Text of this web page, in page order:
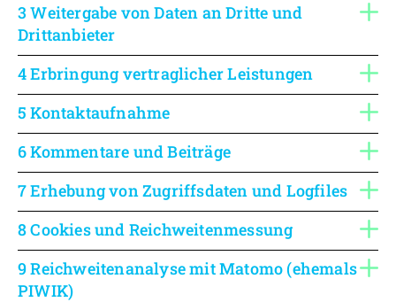
3 Weitergabe von Daten an Dritte und
Drittanbieter
4 Erbringung vertraglicher Leistungen
5 Kontaktaufnahme
6 Kommentare und Beiträge
7 Erhebung von Zugriffsdaten und Logfiles
8 Cookies und Reichweitenmessung
9 Reichweitenanalyse mit Matomo (ehemals
PIWIK)